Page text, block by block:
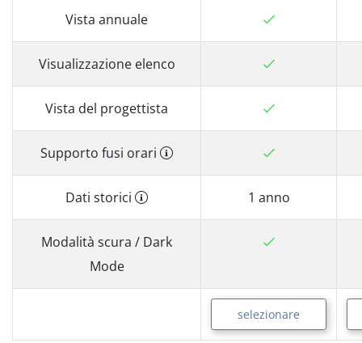
Vista annuale
Visualizzazione elenco
Vista del progettista
Supporto fusi orari
Dati storici 1 anno
Modalità scura / Dark
Mode
selezionare